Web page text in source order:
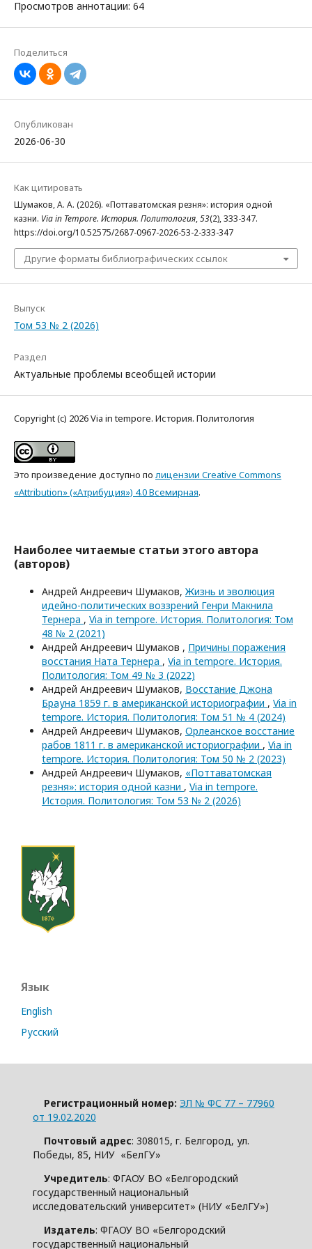
Просмотров аннотации: 64
Поделиться
Опубликован
2026-06-30
Как цитировать
Шумаков, А. А. (2026). «Поттаватомская резня»: история одной
казни. Via in Tempore. История. Политология,53(2), 333-347.
https://doi.org/10.52575/2687-0967-2026-53-2-333-347
Другие форматы библиографических ссылок
Выпуск
Том 53 № 2 (2026)
Раздел
Актуальные проблемы всеобщей истории
Copyright (c) 2026 Via in tempore. История. Политология
Это произведение доступно по лицензии Creative Commons
«Attribution» («Атрибуция») 4.0 Всемирная.
Наиболее читаемые статьи этого автора
(авторов)
Андрей Андреевич Шумаков, Жизнь и эволюция
идейно-политических воззрений Генри Макнила
Тернера , Via in tempore. История. Политология: Том
48 № 2 (2021)
Андрей Андреевич Шумаков , Причины поражения
восстания Ната Тернера , Via in tempore. История.
Политология: Том 49 № 3 (2022)
Андрей Андреевич Шумаков, Восстание Джона
Брауна 1859 г. в американской историографии , Via in
tempore. История. Политология: Том 51 № 4 (2024)
Андрей Андреевич Шумаков, Орлеанское восстание
рабов 1811 г. в американской историографии , Via in
tempore. История. Политология: Том 50 № 2 (2023)
Андрей Андреевич Шумаков, «Поттаватомская
резня»: история одной казни , Via in tempore.
История. Политология: Том 53 № 2 (2026)
Язык
English
Русский
Регистрационный номер: ЭЛ № ФС 77 – 77960
от 19.02.2020
Почтовый адрес: 308015, г. Белгород, ул.
Победы, 85, НИУ «БелГУ»
Учредитель: ФГАОУ ВО «Белгородский
государственный национальный
исследовательский университет» (НИУ «БелГУ»)
Издатель: ФГАОУ ВО «Белгородский
государственный национальный